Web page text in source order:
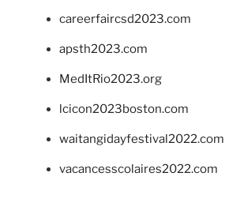
careerfaircsd2023.com
apsth2023.com
MedItRio2023.org
lcicon2023boston.com
waitangidayfestival2022.com
vacancesscolaires2022.com